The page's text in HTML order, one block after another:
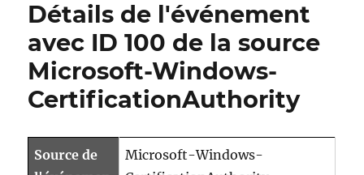
Détails de l'événement
avec ID 100 de la source
Microsoft-Windows-
CertificationAuthority
Source de
Microsoft-Windows-